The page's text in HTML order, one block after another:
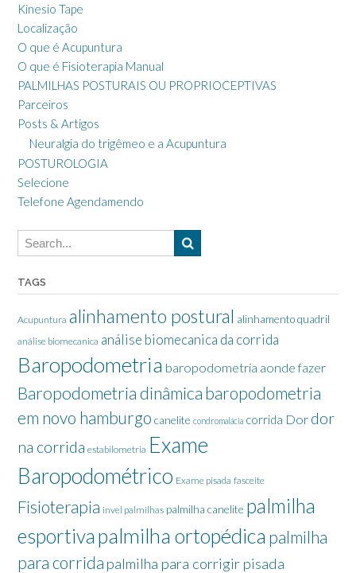
Kinesio Tape
Localização
O que é Acupuntura
O que é Fisioterapia Manual
PALMILHAS POSTURAIS OU PROPRIOCEPTIVAS
Parceiros
Posts & Artigos
Neuralgia do trigêmeo e a Acupuntura
POSTUROLOGIA
Selecione
Telefone Agendamendo
TAGS
Acupuntura alinhamento postural alinhamento quadril
análise biomecanica análise biomecanica da corrida
Baropodometria baropodometria aonde fazer
Baropodometria dinâmica baropodometria
em novo hamburgo canelite condromalácia corrida Dor dor
na corrida estabilometria Exame
Baropodométrico Exame pisada fasceite
Fisioterapia invel palmilhas palmilha canelite palmilha
esportiva palmilha ortopédica palmilha
para corrida palmilha para corrigir pisada